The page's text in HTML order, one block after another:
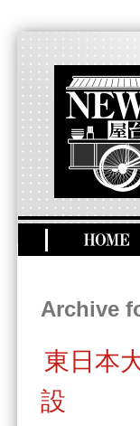
Archive
東日本
設